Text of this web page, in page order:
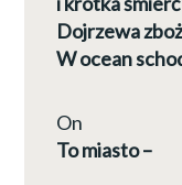
Dojrzewa
W ocean
On
To miasto –